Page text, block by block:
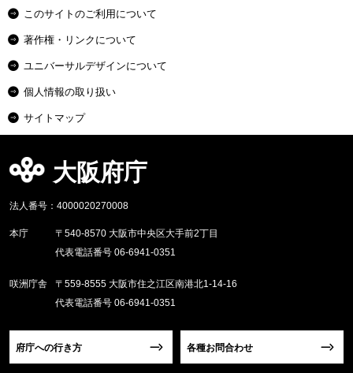
このサイトのご利用について
著作権・リンクについて
ユニバーサルデザインについて
個人情報の取り扱い
サイトマップ
大阪府庁
法人番号：4000020270008
本庁
〒540-8570 大阪市中央区大手前2丁目
代表電話番号 06-6941-0351
咲洲庁舎
〒559-8555 大阪市住之江区南港北1-14-16
代表電話番号 06-6941-0351
府庁への行き方 各種お問合わせ